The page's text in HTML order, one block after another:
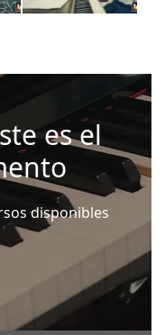
es el
disponibles